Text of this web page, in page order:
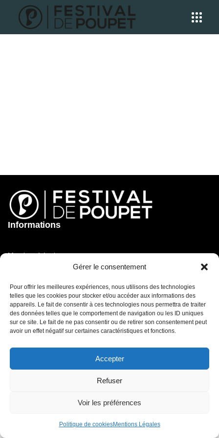
Gérer le consentement
Pour offrir les meilleures expériences, nous utilisons des technologies
telles que les cookies pour stocker et/ou accéder aux informations des
appareils. Le fait de consentir à ces technologies nous permettra de traiter
des données telles que le comportement de navigation ou les ID uniques
sur ce site. Le fait de ne pas consentir ou de retirer son consentement peut
avoir un effet négatif sur certaines caractéristiques et fonctions.
Accepter
Refuser
Voir les préférences
Politique de cookiesMentions Légales
Informations
Mentions Légales
Retour vers le site du Festival de Poupet
Politique de cookies (UE)
© Festival de Poupet 2024 // Design by Studio katra /
Intégration by LOXYS